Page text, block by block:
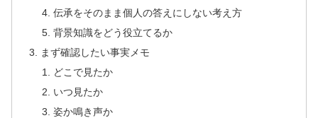
伝承をそのまま個人の答えにしない考え方
背景知識をどう役立てるか
まず確認したい事実メモ
どこで見たか
いつ見たか
姿か鳴き声か